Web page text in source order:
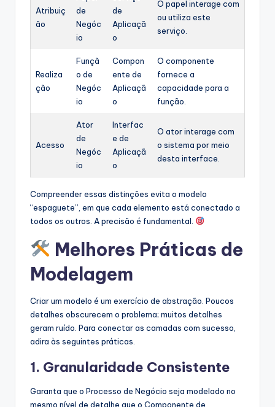
Atribuiç
ão
de
Negóc
io
de
Aplicaçã
o
O papel interage com
ou utiliza este
serviço.
Realiza
ção
Funçã
o de
Negóc
io
Compon
ente de
Aplicaçã
o
O componente
fornece a
capacidade para a
função.
Acesso
Ator
de
Negóc
io
Interfac
e de
Aplicaçã
o
O ator interage com
o sistema por meio
desta interface.
Compreender essas distinções evita o modelo
“espaguete”, em que cada elemento está conectado a
todos os outros. A precisão é fundamental.
Melhores Práticas de
Modelagem
Criar um modelo é um exercício de abstração. Poucos
detalhes obscurecem o problema; muitos detalhes
geram ruído. Para conectar as camadas com sucesso,
adira às seguintes práticas.
1. Granularidade Consistente
Garanta que o Processo de Negócio seja modelado no
mesmo nível de detalhe que o Componente de